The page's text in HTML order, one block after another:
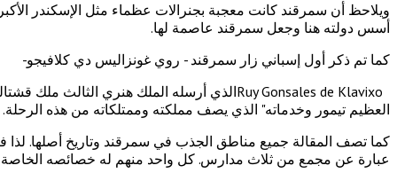
ويلاحظ أن سمرقند كانت معجبة بجنرالات عظماء مثل الإسكندر
أسس دولته هنا وجعل سمرقند عاصمة لها.
كما تم ذكر أول إسباني زار سمرقند - روي غونزاليس دي كلافيجو-
العظيم تيمور وخدماته" الذي يصف مملكته وممتلكاته من هذه الرحلة.
كما تصف المقالة جميع مناطق الجذب في سمرقند وتاريخ أصلها. لذا
عبارة عن مجمع من ثلاث مدارس. كل واحد منهم له خصائصه